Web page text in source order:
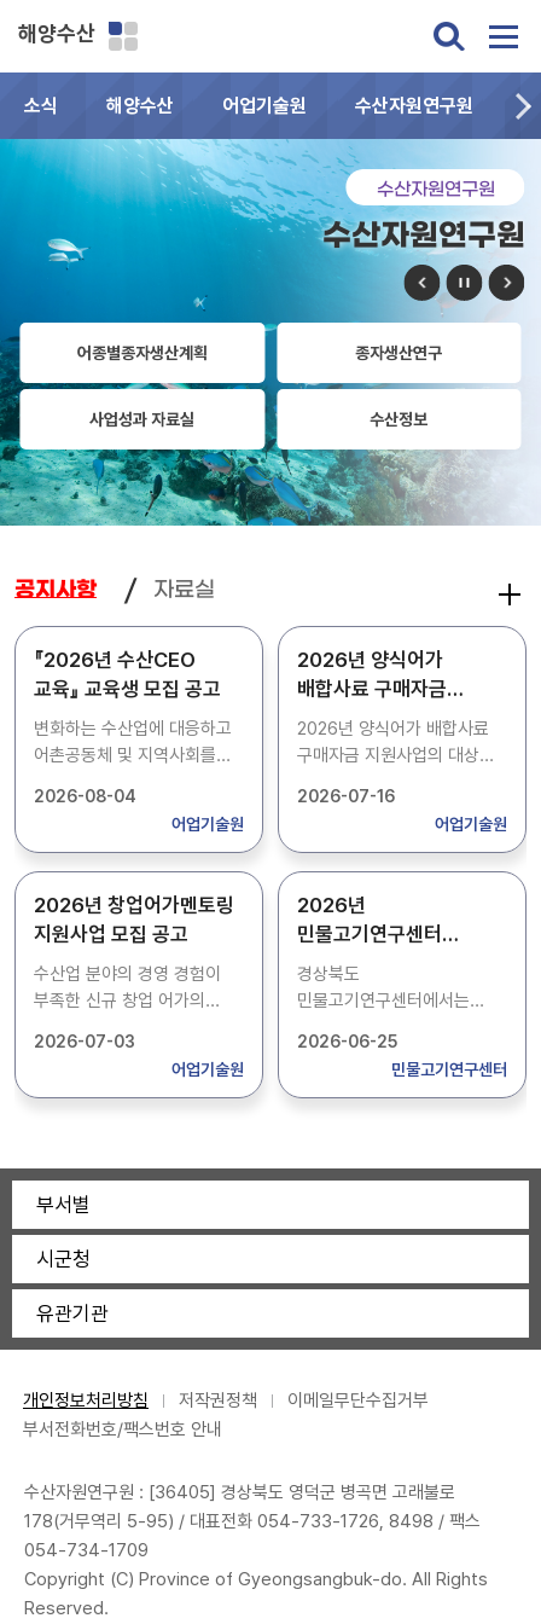
해양수산
소식 해양수산 어업기술원 수산자원연구원
수산자원연구원
수산자원연구원
어종별종자생산계획 종자생산연구
사업성과 자료실 수산정보
공지사항
『2026년 수산CEO
교육』 교육생 모집 공고
변화하는 수산업에 대응하고
어촌공동체 및 지역사회를
위한 『2026년 수산CEO
교육』교육생을 아래와 같이
17:00 - 모집인원 : 15명(남·
여 구분 없음) - 접수방법 :
방문, 우편, 온라인 접수(우편,
온라인 접수는 2026. 8. 13.
문 의 처 :
경상북도어업기술원
어업기술지원과 인력육성팀
2026-08-04
어업기술원
2026년 양식어가
배합사료 구매자금
지원사업 대상자 추가
모집 공고
2026년 양식어가 배합사료
구매자금 지원사업의 대상자
공고하오니, 사업을
희망하시는 양식어가에서는
7. 16.(목) ~ 7. 22.(수) 2.
신청서류: 붙임 공고문 참고
3. 신청방법: 방문, FAX 또는
우편 4. 접 수 처 -
포항시 북구 흥해읍
영일만항로 117-1 문의:
054-240-0324, FAX:
강영로 476-3 문의: 054-
730-8877 * 붙임의
관할기관 및 제출서류를 꼭
2026-07-16
어업기술원
2026년 창업어가멘토링
지원사업 모집 공고
수산업 분야의 경영 경험이
부족한 신규 창업 어가의
위해 전문지식을 가진
후견인이 창업어가를
공고합니다. 1. 공 고 명 :
2026년도 창업어가 멘토링
지원사업 창업어가, 후견인
모집 공고 2. 신청자격 : 각
분야별 붙임기준(공고문)에
적합한 자 3. 신청기간 :
2026. 7. 3.(금) ~ 7. 24(금)
어업기술원 이웃어촌지원센터
(붙임 참조) 5. 구비서류 -
멘토링 지원대상 신청서
(서식1) - 후견인지원자(멘토)
: 창업어가 멘토링 후견인
지정 신청서(서식2-1) 및
운영계획서(서식2-2)
2026-07-03
어업기술원
2026년
민물고기연구센터
기간제근로자 모집 공고
경상북도
민물고기연구센터에서는
기간제근로자를 채용하고자
아래와 같이 공고합니다. 1.
2026. 7. 6. ∼ 9. 4.
인원, 세부업무 등은 센터
:경상북도 민물고기연구센터
5. 업무내용 : 종자생산보조,
054-783-9413~4 *
2026-06-25
민물고기연구센터
자료실
부서별
시군청
유관기관
개인정보처리방침 저작권정책
이메일무단수집거부
부서전화번호/팩스번호 안내
수산자원연구원 : [36405] 경상북도 영덕군 병곡면 고래불로
178(거무역리 5-95) / 대표전화 054-733-1726, 8498 / 팩스
054-734-1709
Copyright (C) Province of Gyeongsangbuk-do. All Rights
Reserved.